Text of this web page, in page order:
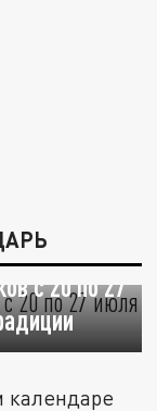
с 20 по 27
календаре